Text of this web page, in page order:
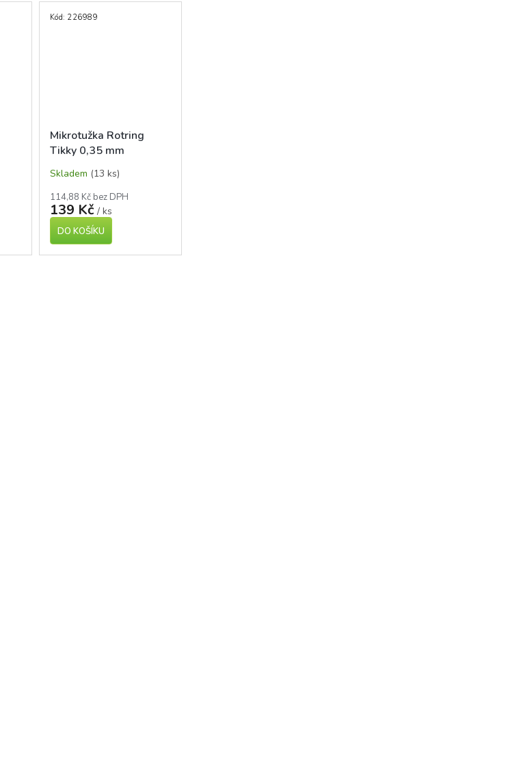
Mikrotužka Rotring
Tikky 0,35 mm
Skladem (13 ks)
114,88 Kč bez DPH
139 Kč / ks
DO KOŠÍKU
Kód: 226989